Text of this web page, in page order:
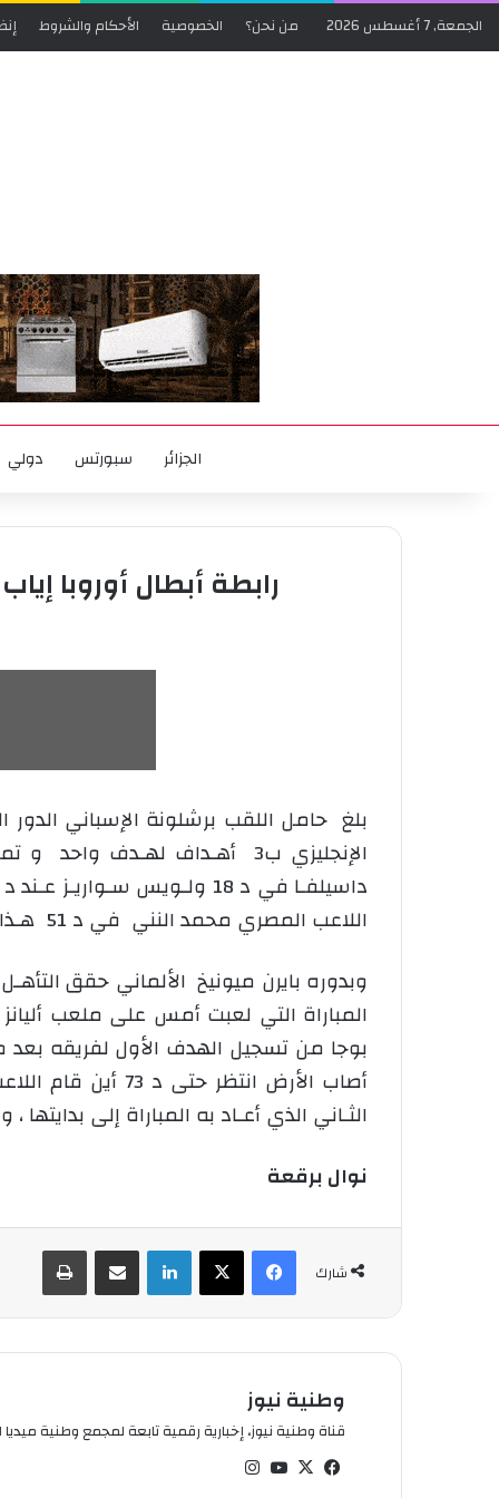
الجمعة, 7 أغسطس 2026 من نحن؟ الخصوصية الأحكام والشروط
الجزائر سبورتس دولي
رابطة أبطال أوروبا
بلغ حامل اللقب برشلونة الإسباني
الإنجليزي ب3 أهـداف
اللاعب المصري محمد النني في د 51 هـذا وقد كانت نتيجة الذهاب لصالح برشلونة بهدفين مقابل لا شيء لأرسنال .
وبدوره بايرن ميونيخ الألماني حقق
المباراة التي لعبت أمس على ملعب
الثـاني الذي أعـاد به المباراة إلى
نوال برقعة
شارك
فيسبوك لينكدإن شارك عبر الإيميل
وطنية نيوز
قناة وطنية نيوز، إخبارية رقمية تابعة لمجمع وطنية ميديا
في ‫X
‫You